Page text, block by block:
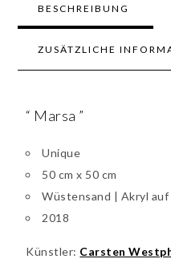
BESCHREIBUNG
ZUSÄTZLICHE
“ Marsa ”
Unique
50 cm x 50 cm
Wüstensand | Akryl auf
2018
Künstler: Carsten